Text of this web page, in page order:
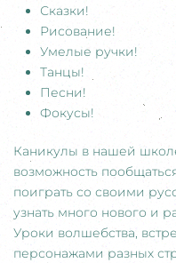
Сказки!
Рисование!
Умелые ручки!
Танцы!
Песни!
Фокусы!
Каникулы в нашей
возможность
поиграть со своими
узнать много нового и
Уроки волшебства,
персонажами разных